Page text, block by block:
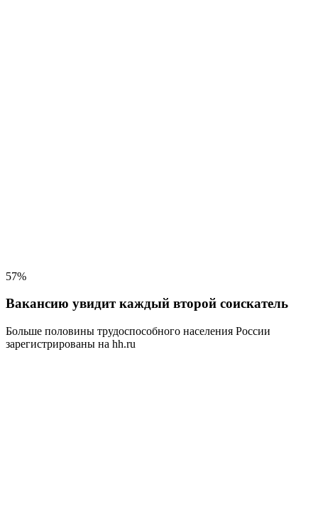
57%
Вакансию увидит каждый второй соискатель
Больше половины трудоспособного населения России
зарегистрированы на hh.ru